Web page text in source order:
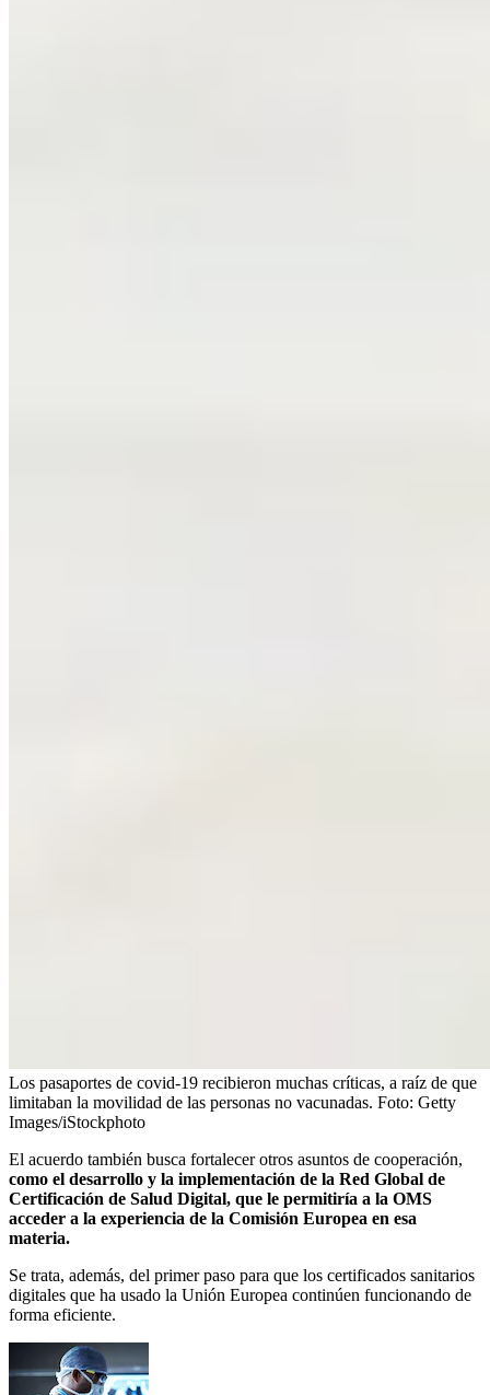
Los pasaportes de covid-19 recibieron muchas críticas, a raíz de que
limitaban la movilidad de las personas no vacunadas. Foto: Getty
Images/iStockphoto
El acuerdo también busca fortalecer otros asuntos de cooperación,
como el desarrollo y la implementación de la Red Global de
Certificación de Salud Digital, que le permitiría a la OMS
acceder a la experiencia de la Comisión Europea en esa
materia.
Se trata, además, del primer paso para que los certificados sanitarios
digitales que ha usado la Unión Europea continúen funcionando de
forma eficiente.